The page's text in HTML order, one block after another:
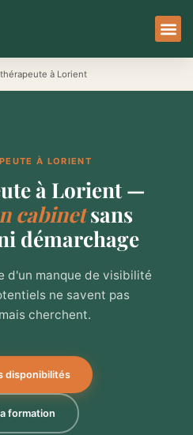
à Lorient
À LORIENT
à Lorient —
cabinetsans
démarchage
d'un manque de visibilité
ne savent pas
cherchent.
disponibilités
formation